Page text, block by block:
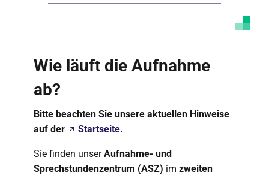
Wie läuft die Aufnahme
ab?
Bitte beachten Sie unsere aktuellen Hinweise
auf der
Startseite.
Sie finden unserAufnahme- und
Sprechstundenzentrum (ASZ) im zweiten